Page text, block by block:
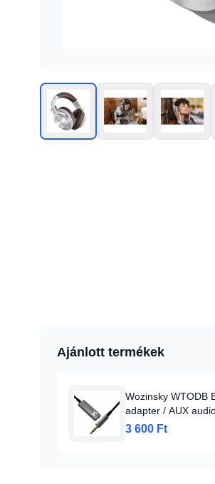
Ajánlott termékek
Wozinsky WTODB
adapter / AUX
3 600 Ft